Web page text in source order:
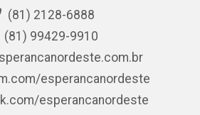
(81) 2128-6888
(81) 99429-9910
esperancanordeste
esperancanordeste